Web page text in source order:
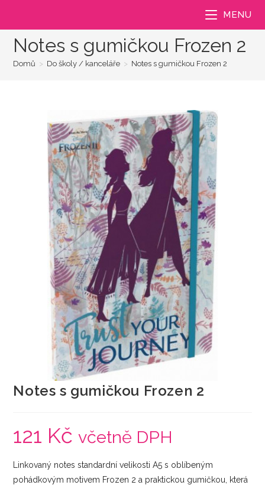
MENU
Notes s gumičkou Frozen 2
Domů > Do školy / kanceláře > Notes s gumičkou Frozen 2
Notes s gumičkou Frozen 2
121 Kč včetně DPH
Linkovaný notes standardní velikosti A5 s oblíbeným
pohádkovým motivem Frozen 2 a praktickou gumičkou, která